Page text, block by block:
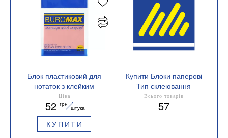
Блок пластиковий для
нотаток з клейким
шаром Buromax
BM.2310 75x75мм 50
аркушів напівпрозорий
кольоровий
Ціна
52 грн
штука
КУПИТИ
Купити Блоки паперові
Тип склеювання
проклеєний
Всього товарів
57